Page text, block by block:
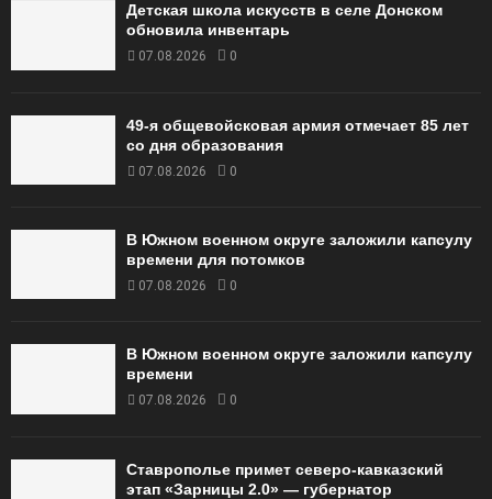
Детская школа искусств в селе Донском
обновила инвентарь
07.08.2026 0
49‑я общевойсковая армия отмечает 85 лет
со дня образования
07.08.2026 0
В Южном военном округе заложили капсулу
времени для потомков
07.08.2026 0
В Южном военном округе заложили капсулу
времени
07.08.2026 0
Ставрополье примет северо-кавказский
этап «Зарницы 2.0» — губернатор